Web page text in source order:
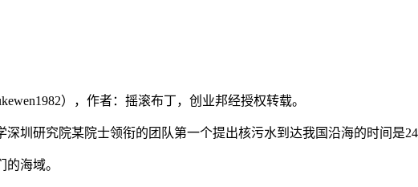
），作者：摇滚布丁，创业邦经授权转载。
圳研究院某院士领衔的团队第一个提出核污水到达我国沿海的时间是
海域。